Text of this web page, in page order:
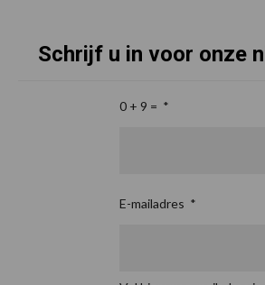
Schrijf u in voor onze
0 + 9 = *
E-mailadres *